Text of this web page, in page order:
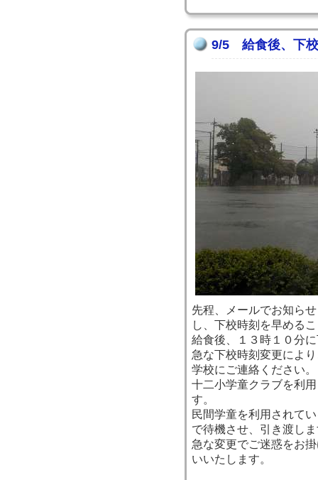
9/5 給食後、下
先程、メールでお知ら
し、下校時刻を早める
給食後、１３時１０分
急な下校時刻変更によ
学校にご連絡ください。
十二小学童クラブを利
す。
民間学童を利用されて
で待機させ、引き渡し
急な変更でご迷惑をお
いいたします。